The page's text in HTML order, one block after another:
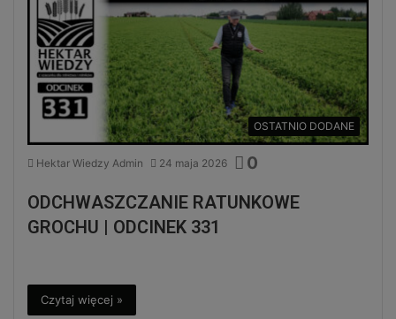
OSTATNIO DODANE
Hektar Wiedzy Admin 24 maja 2026 0
ODCHWASZCZANIE RATUNKOWE
GROCHU | ODCINEK 331
Czytaj więcej »